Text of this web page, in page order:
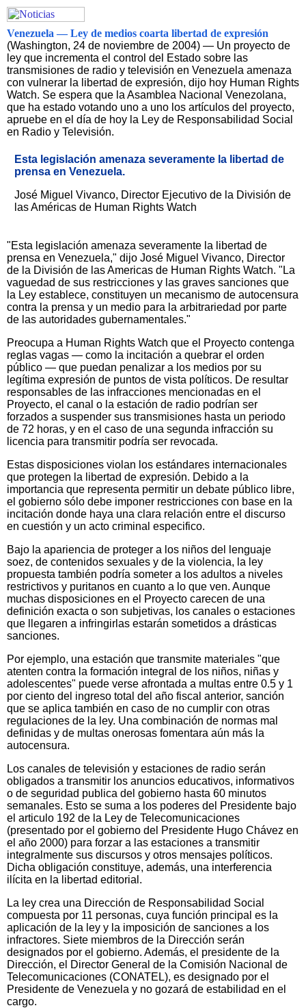
Venezuela — Ley de medios coarta libertad de expresión
(Washington, 24 de noviembre de 2004) — Un proyecto de
ley que incrementa el control del Estado sobre las
transmisiones de radio y televisión en Venezuela amenaza
con vulnerar la libertad de expresión, dijo hoy Human Rights
Watch. Se espera que la Asamblea Nacional Venezolana,
que ha estado votando uno a uno los artículos del proyecto,
apruebe en el día de hoy la Ley de Responsabilidad Social
en Radio y Televisión.
Esta legislación amenaza severamente la libertad de
prensa en Venezuela.
José Miguel Vivanco, Director Ejecutivo de la División de
las Américas de Human Rights Watch
"Esta legislación amenaza severamente la libertad de
prensa en Venezuela," dijo José Miguel Vivanco, Director
de la División de las Americas de Human Rights Watch. "La
vaguedad de sus restricciones y las graves sanciones que
la Ley establece, constituyen un mecanismo de autocensura
contra la prensa y un medio para la arbitrariedad por parte
de las autoridades gubernamentales."
Preocupa a Human Rights Watch que el Proyecto contenga
reglas vagas — como la incitación a quebrar el orden
público — que puedan penalizar a los medios por su
legítima expresión de puntos de vista políticos. De resultar
responsables de las infracciones mencionadas en el
Proyecto, el canal o la estación de radio podrían ser
forzados a suspender sus transmisiones hasta un periodo
de 72 horas, y en el caso de una segunda infracción su
licencia para transmitir podría ser revocada.
Estas disposiciones violan los estándares internacionales
que protegen la libertad de expresión. Debido a la
importancia que representa permitir un debate público libre,
el gobierno sólo debe imponer restricciones con base en la
incitación donde haya una clara relación entre el discurso
en cuestión y un acto criminal especifico.
Bajo la apariencia de proteger a los niños del lenguaje
soez, de contenidos sexuales y de la violencia, la ley
propuesta también podría someter a los adultos a niveles
restrictivos y puritanos en cuanto a lo que ven. Aunque
muchas disposiciones en el Proyecto carecen de una
definición exacta o son subjetivas, los canales o estaciones
que llegaren a infringirlas estarán sometidos a drásticas
sanciones.
Por ejemplo, una estación que transmite materiales "que
atenten contra la formación integral de los niños, niñas y
adolescentes" puede verse afrontada a multas entre 0.5 y 1
por ciento del ingreso total del año fiscal anterior, sanción
que se aplica también en caso de no cumplir con otras
regulaciones de la ley. Una combinación de normas mal
definidas y de multas onerosas fomentara aún más la
autocensura.
Los canales de televisión y estaciones de radio serán
obligados a transmitir los anuncios educativos, informativos
o de seguridad publica del gobierno hasta 60 minutos
semanales. Esto se suma a los poderes del Presidente bajo
el articulo 192 de la Ley de Telecomunicaciones
(presentado por el gobierno del Presidente Hugo Chávez en
el año 2000) para forzar a las estaciones a transmitir
integralmente sus discursos y otros mensajes políticos.
Dicha obligación constituye, además, una interferencia
ilícita en la libertad editorial.
La ley crea una Dirección de Responsabilidad Social
compuesta por 11 personas, cuya función principal es la
aplicación de la ley y la imposición de sanciones a los
infractores. Siete miembros de la Dirección serán
designados por el gobierno. Además, el presidente de la
Dirección, el Director General de la Comisión Nacional de
Telecomunicaciones (CONATEL), es designado por el
Presidente de Venezuela y no gozará de estabilidad en el
cargo.